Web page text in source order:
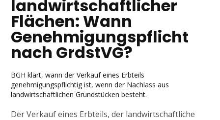
landwirtschaftlicher
Flächen: Wann
Genehmigungspflicht
nach GrdstVG?
BGH klärt, wann der Verkauf eines Erbteils
genehmigungspflichtig ist, wenn der Nachlass aus
landwirtschaftlichen Grundstücken besteht.
Der Verkauf eines Erbteils, der landwirtschaftliche